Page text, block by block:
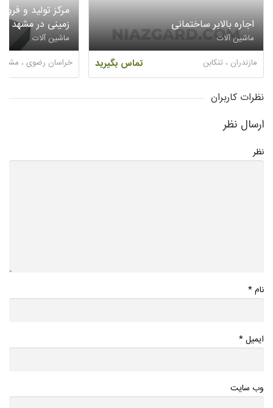
اجاره بالابر ساختمانی
ماشین آلات
تماس بگیرید مازندران ، تنکابن
مرکز تولید و
زمینی در مشهد
ماشین آلات
خراسان رضوی ، مشهد
نظرات کاربران
ارسال نظر
نظر
نام*
ایمیل*
وب سایت